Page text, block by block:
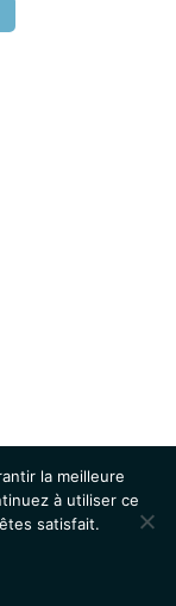
la meilleure
à utiliser ce
satisfait.